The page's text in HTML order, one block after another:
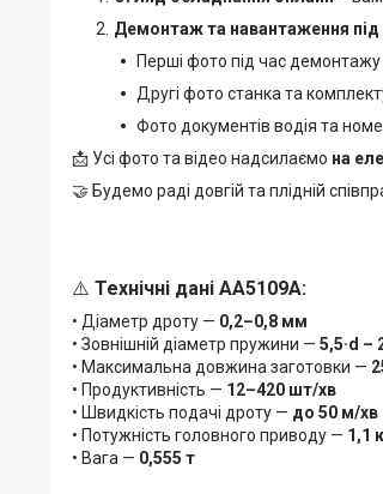
Демонтаж та навантаження
Перші фото під час демонтажу
Другі фото станка та
Фото документів водія та
📩 Усі фото та відео надсилаємо на
🤝 Будемо раді довгій та плідній
⚠️ Технічні дані АА5109А:
• Діаметр дроту — 0,2–0,8 мм
• Зовнішній діаметр пружини — 5,5·d –
• Максимальна довжина заготовки —
• Продуктивність — 12–420 шт/хв
• Швидкість подачі дроту — до 50 м/хв
• Потужність головного приводу — 1,1
• Вага — 0,555 т